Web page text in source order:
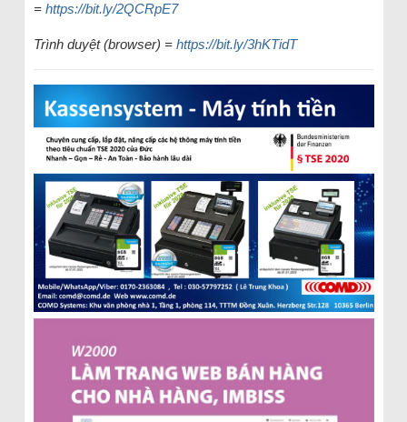
= https://bit.ly/2QCRpE7
Trình duyệt (browser) = https://bit.ly/3hKTidT